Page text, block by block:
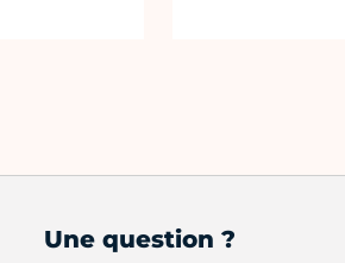
Une question ?